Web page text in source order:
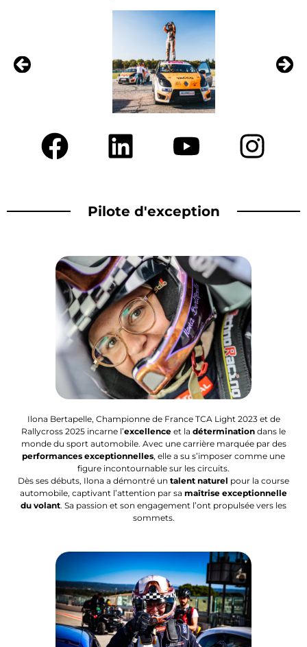
Pilote d'exception
Ilona Bertapelle, Championne de France TCA Light 2023 et de
Rallycross 2025 incarne l’excellence et la détermination dans le
monde du sport automobile. Avec une carrière marquée par des
performances exceptionnelles, elle a su s’imposer comme une
figure incontournable sur les circuits.
Dès ses débuts, Ilona a démontré un talent naturel pour la course
automobile, captivant l’attention par sa maîtrise exceptionnelle
du volant. Sa passion et son engagement l’ont propulsée vers les
sommets.